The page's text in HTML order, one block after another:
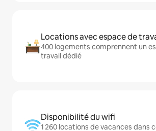
Locations avec espace de
400 logements comprennent un
travail dédié
Disponibilité du wifi
1 260 locations de vacances dans